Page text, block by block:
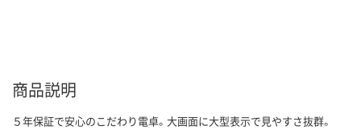
商品説明
５年保証で安心のこだわり電卓。大画面に大型表示で見やすさ抜群。